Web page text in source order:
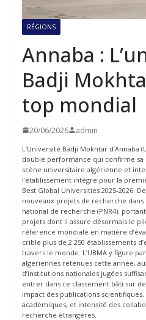
RÉGIONS
Annaba :
Badji
top mondial
20/06/2026 admin
L’Université Badji Mokhtar d’Annaba
double performance qui confirme sa
scène universitaire algérienne et
l’établissement intègre pour la
Best Global Universities 2025-2026.
nouveaux projets de recherche
national de recherche (PNR4),
projets dont il assure désormais le
référence mondiale en matière
crible plus de 2 250 établissements
travers le monde. L’UBMA y figure
algériennes retenues cette année,
d’institutions nationales jugées
entrer dans ce classement bâti sur
impact des publications
académiques, et intensité des
recherche étrangères.